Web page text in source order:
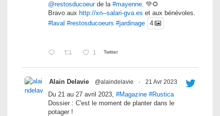
@restosducoeurde la #mayenne. 💚🌻
Bravo aux http://xn--salari-gva.es et aux bénévoles.
#laval #restosducoeurs #jardinage 4
1 Twitter
Alain Delavie @alaindelavie · 21 Avr 2023
Du 21 au 27 avril 2023, #Magazine #Rustica
Dossier : C'est le moment de planter dans le
potager !